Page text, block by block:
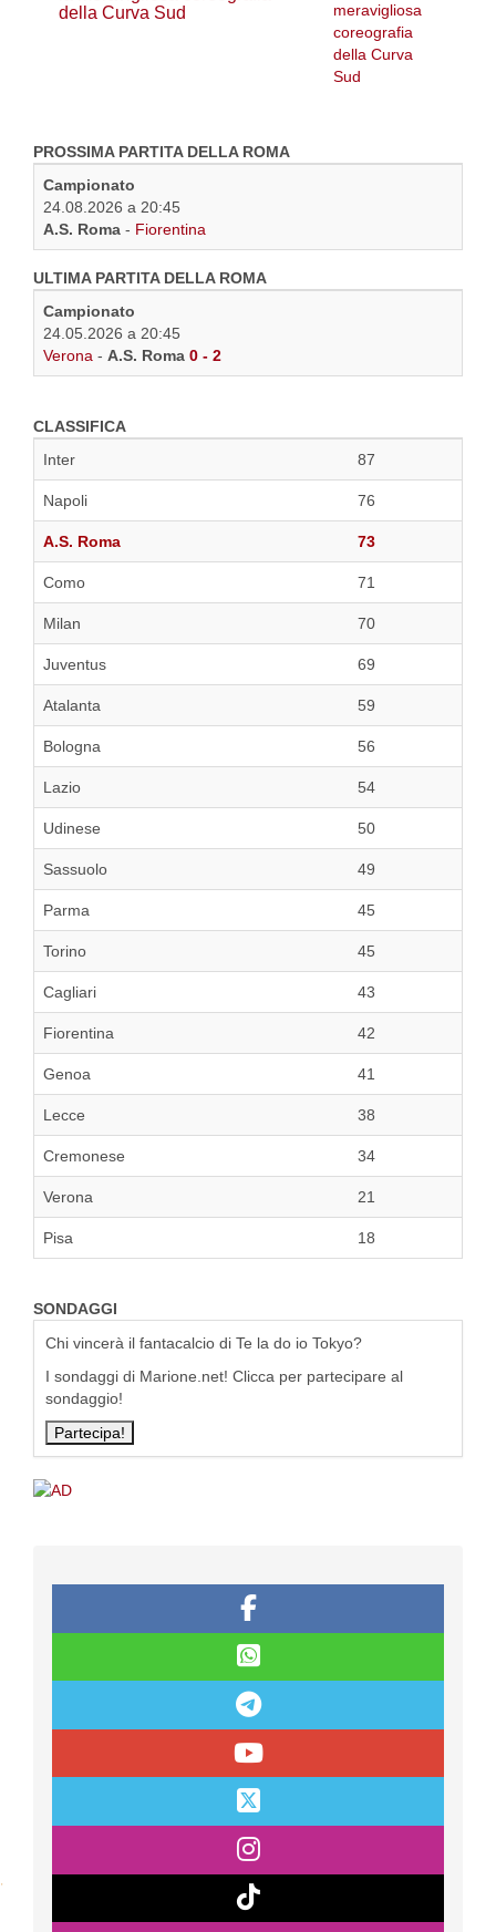
della Curva Sud
PROSSIMA PARTITA DELLA ROMA
Campionato
24.08.2026 a 20:45
A.S. Roma - Fiorentina
ULTIMA PARTITA DELLA ROMA
Campionato
24.05.2026 a 20:45
Verona - A.S. Roma 0 - 2
CLASSIFICA
Inter
87
Napoli 76
A.S. Roma 73
Como 71
Milan 70
Juventus 69
Atalanta 59
Bologna 56
Lazio 54
Udinese 50
Sassuolo 49
Parma 45
Torino 45
Cagliari 43
Fiorentina 42
Genoa 41
Lecce 38
Cremonese 34
Verona 21
Pisa 18
SONDAGGI
Chi vincerà il fantacalcio di Te la do io Tokyo?
I sondaggi di Marione.net! Clicca per partecipare al
sondaggio!